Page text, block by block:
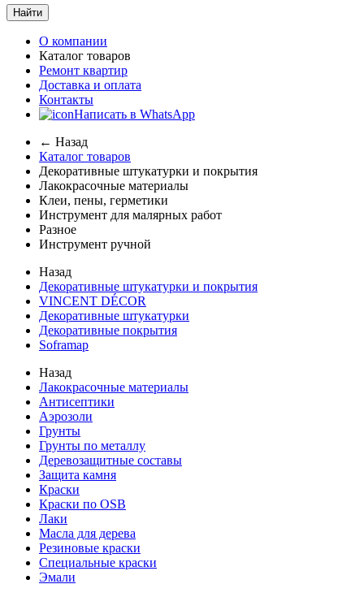
Найти
О компании
Каталог товаров
Ремонт квартир
Доставка и оплата
Контакты
Написать в WhatsApp
← Назад
Каталог товаров
Декоративные штукатурки и покрытия
Лакокрасочные материалы
Клеи, пены, герметики
Инструмент для малярных работ
Разное
Инструмент ручной
Назад
Декоративные штукатурки и покрытия
VINCENT DÉCOR
Декоративные штукатурки
Декоративные покрытия
Soframap
Назад
Лакокрасочные материалы
Антисептики
Аэрозоли
Грунты
Грунты по металлу
Деревозащитные составы
Защита камня
Краски
Краски по OSB
Лаки
Масла для дерева
Резиновые краски
Специальные краски
Эмали